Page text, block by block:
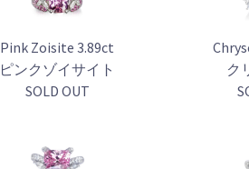
Pink Zoisite 3.89ct
ピンクゾイサイト
SOLD OUT
ク